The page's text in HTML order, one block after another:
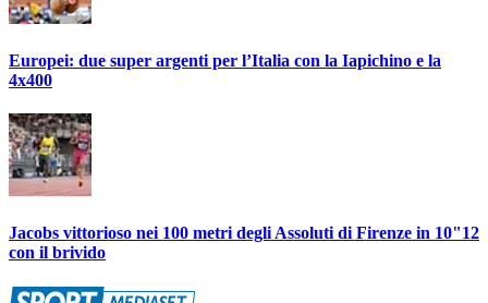
Europei: due super argenti per l’Italia con la Iapichino e la
4x400
Jacobs vittorioso nei 100 metri degli Assoluti di Firenze in 10"12
con il brivido